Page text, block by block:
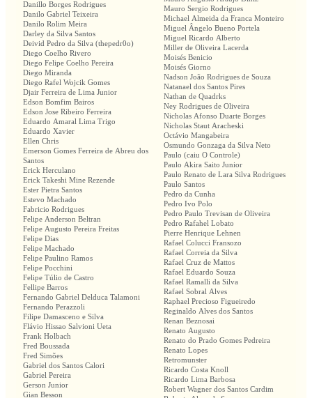
Danillo Borges Rodrigues
Danilo Gabriel Teixeira
Danilo Rolim Meira
Darley da Silva Santos
Deivid Pedro da Silva (thepedr0o)
Diego Coelho Rivero
Diego Felipe Coelho Pereira
Diego Miranda
Diego Rafel Wojcik Gomes
Djair Ferreira de Lima Junior
Edson Bomfim Bairos
Edson Jose Ribeiro Ferreira
Eduardo Amaral Lima Trigo
Eduardo Xavier
Ellen Chris
Emerson Gomes Ferreira de Abreu dos
Santos
Erick Herculano
Erick Takeshi Mine Rezende
Ester Pietra Santos
Estevo Machado
Fabricio Rodrigues
Felipe Anderson Beltran
Felipe Augusto Pereira Freitas
Felipe Dias
Felipe Machado
Felipe Paulino Ramos
Felipe Pocchini
Felipe Túlio de Castro
Fellipe Barros
Fernando Gabriel Delduca Talamoni
Fernando Perazzoli
Filipe Damasceno e Silva
Flávio Hissao Salvioni Ueta
Frank Holbach
Fred Boussada
Fred Simões
Gabriel dos Santos Calori
Gabriel Pereira
Gerson Junior
Gian Besson
Mauro Sergio Rodrigues
Michael Almeida da Franca Monteiro
Miguel Ângelo Bueno Portela
Miguel Ricardo Alberto
Miller de Oliveira Lacerda
Moisés Benicio
Moisés Giorno
Nadson João Rodrigues de Souza
Natanael dos Santos Pires
Nathan de Quadrks
Ney Rodrigues de Oliveira
Nicholas Afonso Duarte Borges
Nicholas Staut Aracheski
Octávio Mangabeira
Osmundo Gonzaga da Silva Neto
Paulo (caiu O Controle)
Paulo Akira Saito Junior
Paulo Renato de Lara Silva Rodrigues
Paulo Santos
Pedro da Cunha
Pedro Ivo Polo
Pedro Paulo Trevisan de Oliveira
Pedro Rafahel Lobato
Pierre Henrique Lehnen
Rafael Colucci Fransozo
Rafael Correia da Silva
Rafael Cruz de Mattos
Rafael Eduardo Souza
Rafael Ramalli da Silva
Rafael Sobral Alves
Raphael Precioso Figueiredo
Reginaldo Alves dos Santos
Renan Beznosai
Renato Augusto
Renato do Prado Gomes Pedreira
Renato Lopes
Retromunster
Ricardo Costa Knoll
Ricardo Lima Barbosa
Robert Wagner dos Santos Cardim